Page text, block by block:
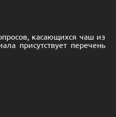
касающихся чаш из
присутствует перечень